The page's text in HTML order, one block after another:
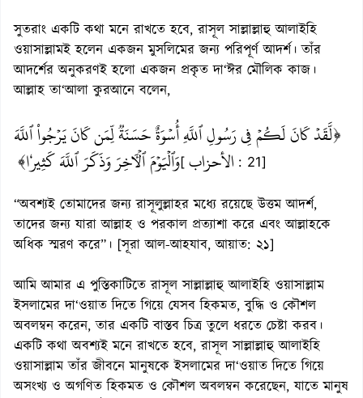
সুতরাং একটি কথা মনে রাখতে হবে, রাসূল সাল্লাল্লাহু আলাইহি
ওয়াসাল্লামই হলেন একজন মুসলিমের জন্য পরিপূর্ণ আদর্শ। তাঁর
আদর্শের অনুকরণই হলো একজন প্রকৃত দা‘ঈর মৌলিক কাজ।
আল্লাহ তা‘আলা কুরআনে বলেন,
﴿لَّقَدۡ كَانَ لَكُمۡ فِي رَسُولِ ٱللَّهِ أُسۡوَةٌ حَسَنَةٞ لِّمَن كَانَ يَرۡجُواْ ٱللَّهَ
وَٱلۡيَوۡمَ ٱلۡأٓخِرَ وَذَكَرَ ٱللَّهَ كَثِيرٗا﴾[ الأحزاب : 21]
“অবশ্যই তোমাদের জন্য রাসূলুল্লাহর মধ্যে রয়েছে উত্তম আদর্শ,
তাদের জন্য যারা আল্লাহ ও পরকাল প্রত্যাশা করে এবং আল্লাহকে
অধিক স্মরণ করে”। [সূরা আল-আহযাব, আয়াত: ২১]
আমি আমার এ পুস্তিকাটিতে রাসূল সাল্লাল্লাহু আলাইহি ওয়াসাল্লাম
ইসলামের দা‘ওয়াত দিতে গিয়ে যেসব হিকমত, বুদ্ধি ও কৌশল
অবলম্বন করেন, তার একটি বাস্তব চিত্র তুলে ধরতে চেষ্টা করব।
একটি কথা অবশ্যই মনে রাখতে হবে, রাসূল সাল্লাল্লাহু আলাইহি
ওয়াসাল্লাম তাঁর জীবনে মানুষকে ইসলামের দা‘ওয়াত দিতে গিয়ে
অসংখ্য ও অগণিত হিকমত ও কৌশল অবলম্বন করেছেন, যাতে মানুষ